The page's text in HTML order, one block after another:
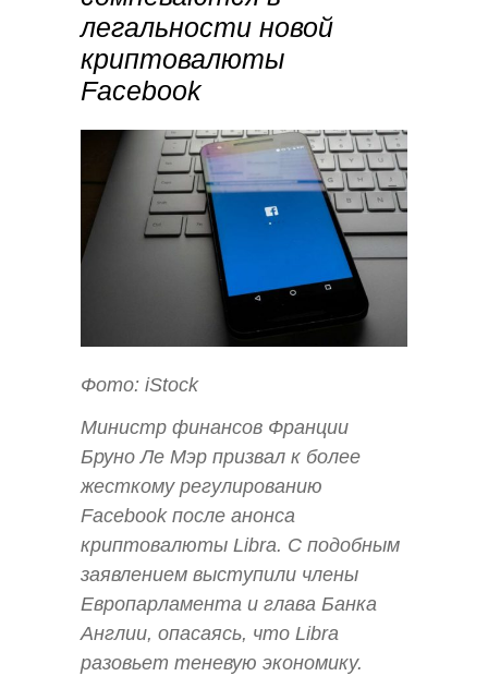
легальности новой
криптовалюты
Facebook
Фото: iStock
Министр финансов Франции
Бруно Ле Мэр призвал к более
жесткому регулированию
Facebook после анонса
криптовалюты Libra. С подобным
заявлением выступили члены
Европарламента и глава Банка
Англии, опасаясь, что Libra
разовьет теневую экономику.